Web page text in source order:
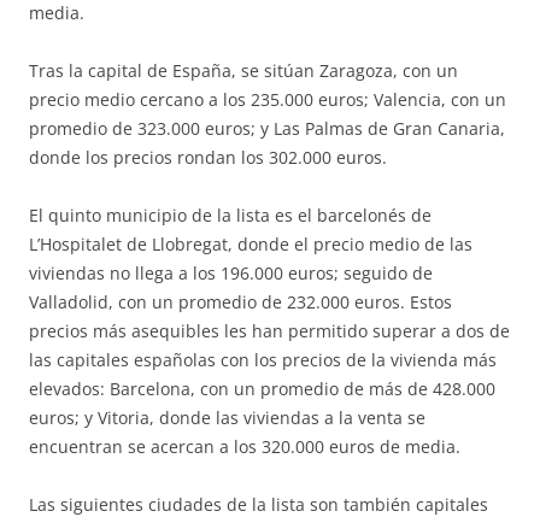
media.
Tras la capital de España, se sitúan Zaragoza, con un
precio medio cercano a los 235.000 euros; Valencia, con un
promedio de 323.000 euros; y Las Palmas de Gran Canaria,
donde los precios rondan los 302.000 euros.
El quinto municipio de la lista es el barcelonés de
L’Hospitalet de Llobregat, donde el precio medio de las
viviendas no llega a los 196.000 euros; seguido de
Valladolid, con un promedio de 232.000 euros. Estos
precios más asequibles les han permitido superar a dos de
las capitales españolas con los precios de la vivienda más
elevados: Barcelona, con un promedio de más de 428.000
euros; y Vitoria, donde las viviendas a la venta se
encuentran se acercan a los 320.000 euros de media.
Las siguientes ciudades de la lista son también capitales